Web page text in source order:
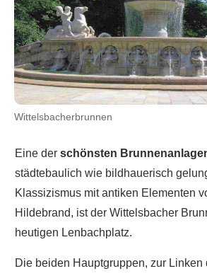
Wittelsbacherbrunnen
Eine der schönsten
städtebaulich wie bildhauerisch
Klassizismus mit antiken Elementen
Hildebrand, ist der Wittelsbacher
heutigen Lenbachplatz.
Die beiden Hauptgruppen, zur Linken